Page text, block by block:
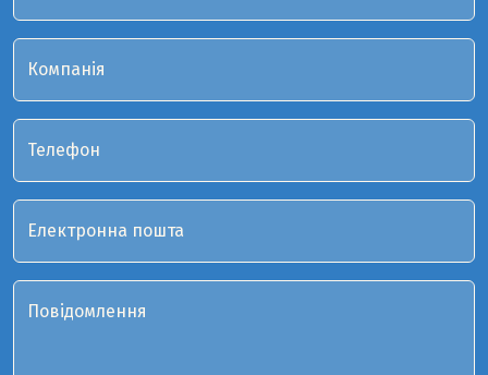
Компанія
Телефон
Електронна пошта
Повідомлення